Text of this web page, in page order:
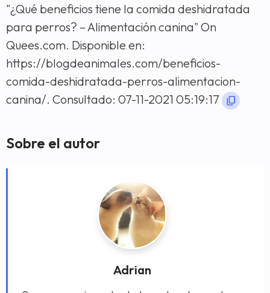
"¿Qué beneficios tiene la comida deshidratada
para perros? – Alimentación canina" On
Quees.com. Disponible en:
https://blogdeanimales.com/beneficios-
comida-deshidratada-perros-alimentacion-
canina/. Consultado: 07-11-2021 05:19:17
Sobre el autor
Adrian